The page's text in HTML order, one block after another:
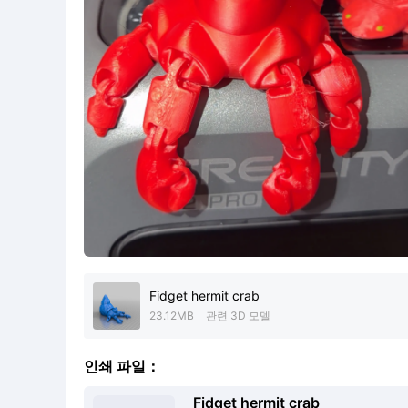
Fidget hermit crab
23.12MB 관련 3D 모델
인쇄 파일：
Fidget hermit crab